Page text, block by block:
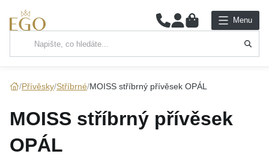
0 Menu
Hlavní kategorie
ŘETÍZKY
Přívěsky Stříbrné MOISS stříbrný přívěsek OPÁL
MOISS stříbrný přívěsek
OPÁL